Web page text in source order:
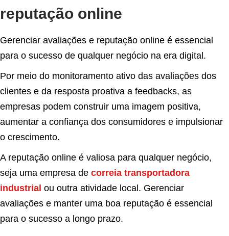
reputação online
Gerenciar avaliações e reputação online é essencial
para o sucesso de qualquer negócio na era digital.
Por meio do monitoramento ativo das avaliações dos
clientes e da resposta proativa a feedbacks, as
empresas podem construir uma imagem positiva,
aumentar a confiança dos consumidores e impulsionar
o crescimento.
A reputação online é valiosa para qualquer negócio,
seja uma empresa de correia transportadora
industrial ou outra atividade local. Gerenciar
avaliações e manter uma boa reputação é essencial
para o sucesso a longo prazo.